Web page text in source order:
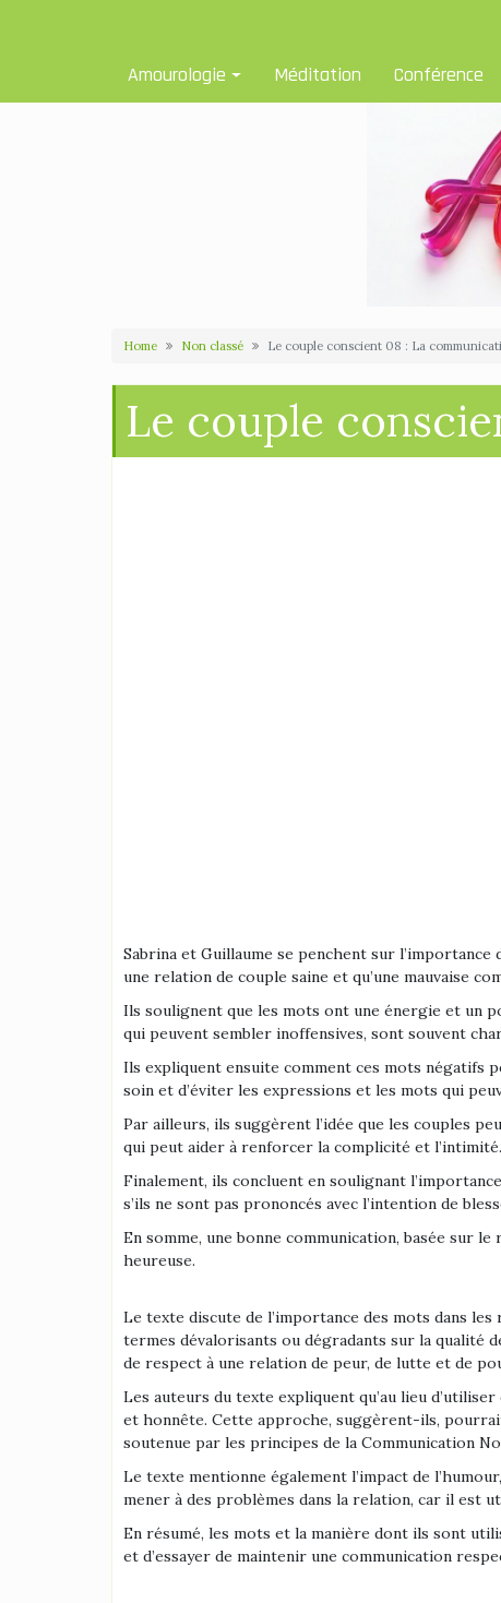
Amourologie Méditation Conférence
Home Non classé Le couple conscient 08 : La
Le couple
Sabrina et Guillaume se penchent sur
une relation de couple saine et qu’une mauvaise
Ils soulignent que les mots ont une énergie et un
qui peuvent sembler inoffensives, sont souvent
Ils expliquent ensuite comment ces mots négatifs
soin et d’éviter les expressions et les mots qui
Par ailleurs, ils suggèrent l’idée que les couples
qui peut aider à renforcer la complicité et l’intimité.
Finalement, ils concluent en soulignant
s’ils ne sont pas prononcés avec l’intention de
En somme, une bonne communication, basée sur
heureuse.
Le texte discute de l’importance des mots dans
termes dévalorisants ou dégradants sur la qualité
de respect à une relation de peur, de lutte et de
Les auteurs du texte expliquent qu’au lieu
et honnête. Cette approche, suggèrent-ils,
soutenue par les principes de la Communication
Le texte mentionne également l’impact de
mener à des problèmes dans la relation, car il est
En résumé, les mots et la manière dont ils sont
et d’essayer de maintenir une communication